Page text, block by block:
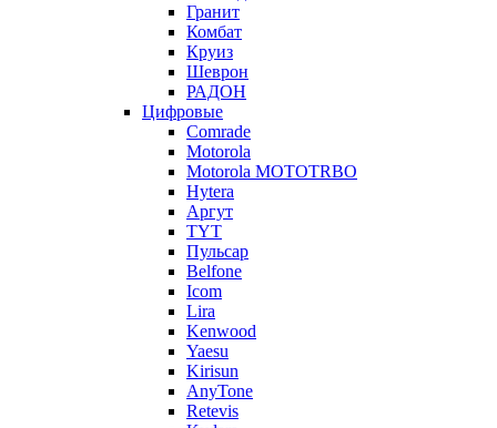
Гранит
Комбат
Круиз
Шеврон
РАДОН
Цифровые
Comrade
Motorola
Motorola MOTOTRBO
Hytera
Аргут
TYT
Пульсар
Belfone
Icom
Lira
Kenwood
Yaesu
Kirisun
AnyTone
Retevis